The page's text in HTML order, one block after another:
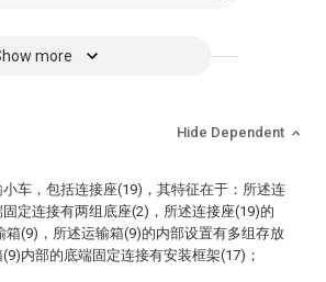
more
Hide Dependent
车，包括连接座(19)，其特征在于：所述连
定连接有两组底座(2)，所述连接座(19)的
箱(9)，所述运输箱(9)的内部设置有多组存放
内部的底端固定连接有安装框架(17)；